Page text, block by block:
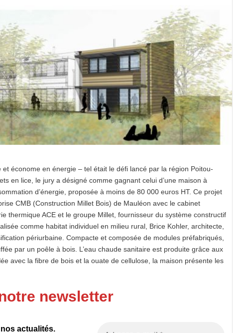
économe en énergie – tel était le défi lancé par la région Poitou-
en lice, le jury a désigné comme gagnant celui d’une maison à
d’énergie, proposée à moins de 80 000 euros HT. Ce projet
CMB (Construction Millet Bois) de Mauléon avec le cabinet
thermique ACE et le groupe Millet, fournisseur du système constructif
comme habitat individuel en milieu rural, Brice Kohler, architecte,
périurbaine. Compacte et composée de modules préfabriqués,
par un poêle à bois. L’eau chaude sanitaire est produite grâce aux
avec la fibre de bois et la ouate de cellulose, la maison présente les
newsletter
actualités.